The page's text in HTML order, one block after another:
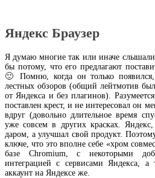
Яндекс Браузер
Я думаю многие так или иначе слышали
бы потому, что его предлагают
🙂 Помню, когда он только
лестных обзоров (общий лейтмотив
от Яндекса и без плагинов).
поставлен крест, и не интересовал он
вдруг (довольно длительное время
уже совсем в других красках. Яндекс,
даром, а улучшал свой продукт.
ключе, что это вполне себе «хром
базе Chromium, с некоторыми
интеграцией с сервисами Яндекса, а
аккаунт на Яндексе же.